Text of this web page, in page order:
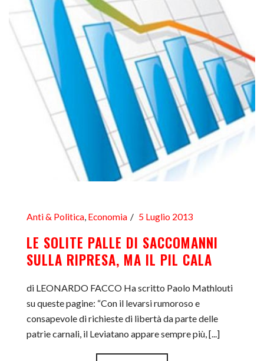
Anti & Politica, Economia 5 Luglio 2013
LE SOLITE PALLE DI SACCOMANNI
SULLA RIPRESA, MA IL PIL CALA
di LEONARDO FACCO Ha scritto Paolo Mathlouti
su queste pagine: “Con il levarsi rumoroso e
consapevole di richieste di libertà da parte delle
patrie carnali, il Leviatano appare sempre più, [...]